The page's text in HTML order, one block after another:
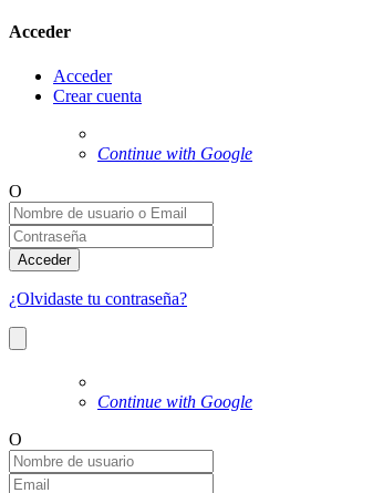
Acceder
Acceder
Crear cuenta
Continue with Google
O
Acceder
¿Olvidaste tu contraseña?
Continue with Google
O